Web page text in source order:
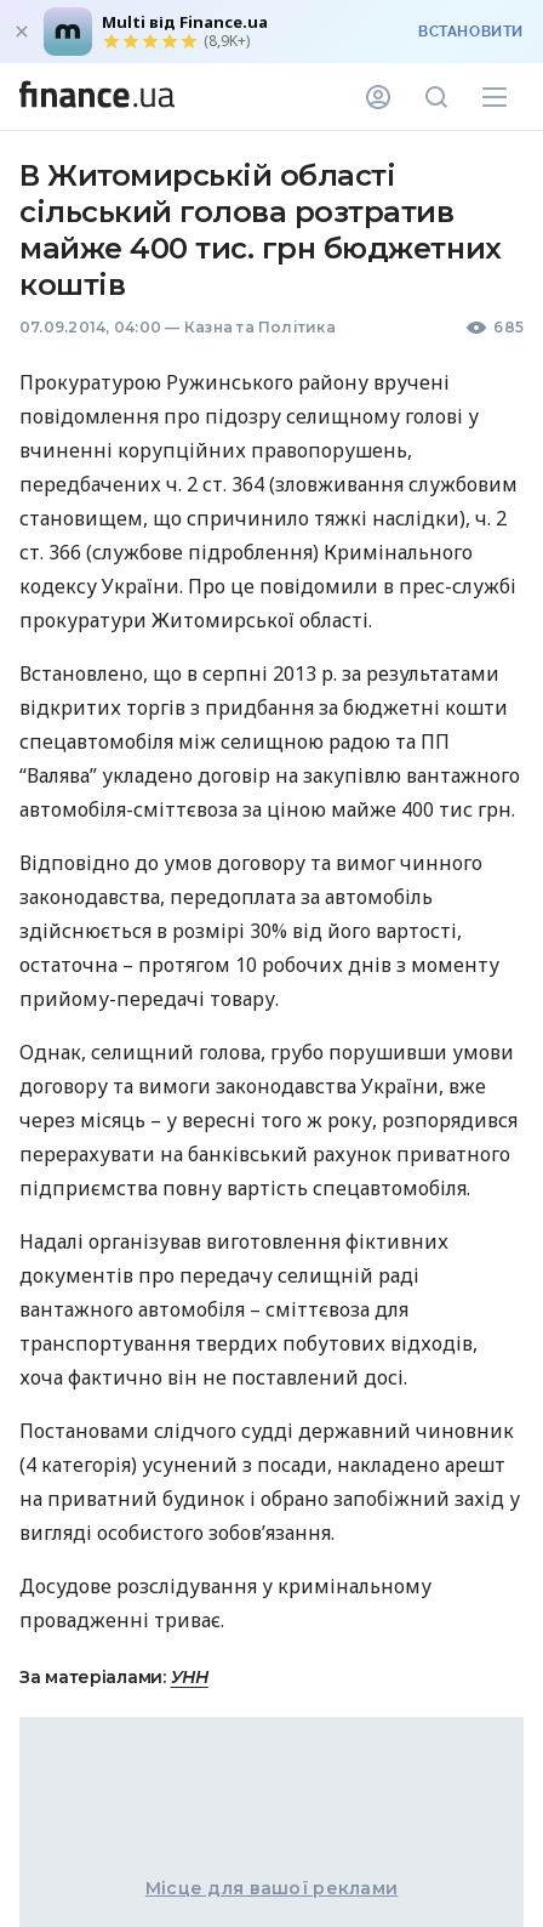
Multi від Finance.ua
(8,9K+) ВСТАНОВИТИ
В Житомирській області
сільський голова розтратив
майже 400 тис. грн бюджетних
коштів
07.09.2014, 04:00 — Казна та Політика 685
Прокуратурою Ружинського району вручені
повідомлення про підозру селищному голові у
вчиненні корупційних правопорушень,
передбачених ч. 2 ст. 364 (зловживання службовим
становищем, що спричинило тяжкі наслідки), ч. 2
ст. 366 (службове підроблення) Кримінального
кодексу України. Про це повідомили в прес-службі
прокуратури Житомирської області.
Встановлено, що в серпні 2013 р. за результатами
відкритих торгів з придбання за бюджетні кошти
спецавтомобіля між селищною радою та ПП
“Валява” укладено договір на закупівлю вантажного
автомобіля-сміттєвоза за ціною майже 400 тис грн.
Відповідно до умов договору та вимог чинного
законодавства, передоплата за автомобіль
здійснюється в розмірі 30% від його вартості,
остаточна – протягом 10 робочих днів з моменту
прийому-передачі товару.
Однак, селищний голова, грубо порушивши умови
договору та вимоги законодавства України, вже
через місяць – у вересні того ж року, розпорядився
перерахувати на банківський рахунок приватного
підприємства повну вартість спецавтомобіля.
Надалі організував виготовлення фіктивних
документів про передачу селищній раді
вантажного автомобіля – сміттєвоза для
транспортування твердих побутових відходів,
хоча фактично він не поставлений досі.
Постановами слідчого судді державний чиновник
(4 категорія) усунений з посади, накладено арешт
на приватний будинок і обрано запобіжний захід у
вигляді особистого зобов’язання.
Досудове розслідування у кримінальному
провадженні триває.
За матеріалами: УНН
Місце для вашої реклами